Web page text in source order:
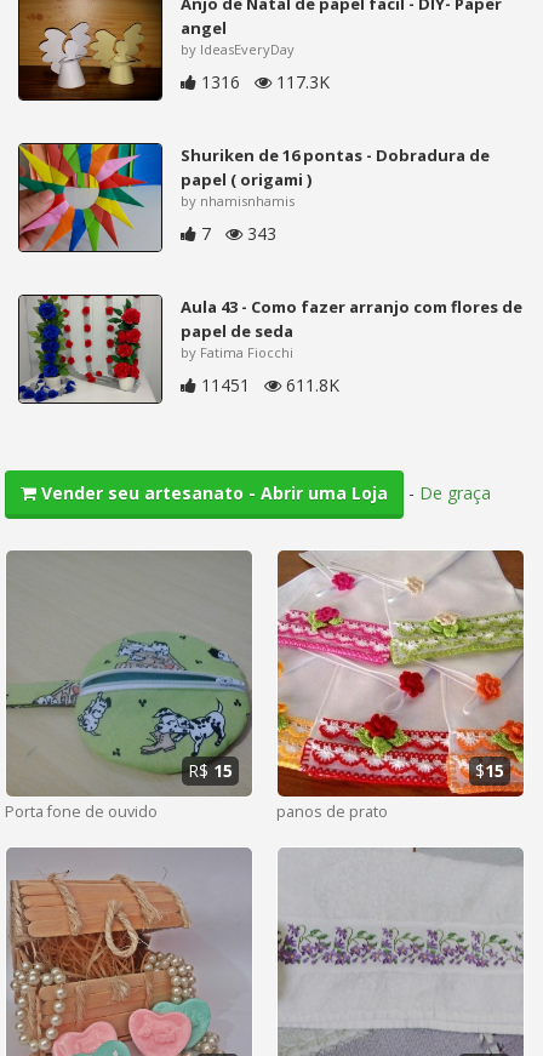
angel
by IdeasEveryDay
1316 117.3K
Shuriken de 16 pontas - Dobradura de
papel ( origami )
by nhamisnhamis
7 343
Aula 43 - Como fazer arranjo com flores de
papel de seda
by Fatima Fiocchi
11451 611.8K
Vender seu artesanato - Abrir uma Loja - De graça
Porta fone de ouvido
R$15
panos de prato
$15